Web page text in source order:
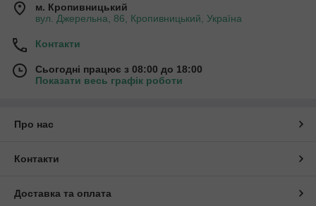
м. Кропивницький
вул. Джерельна, 86, Кропивницький, Україна
Контакти
Сьогодні працює з 08:00 до 18:00
Показати весь графік роботи
Про нас
Контакти
Доставка та оплата